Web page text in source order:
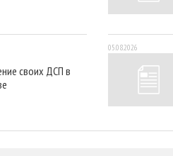
своих ДСП в
05.08.2026